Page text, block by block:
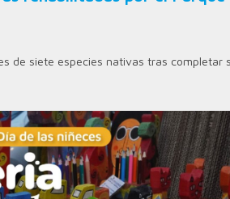
de siete especies nativas tras completar